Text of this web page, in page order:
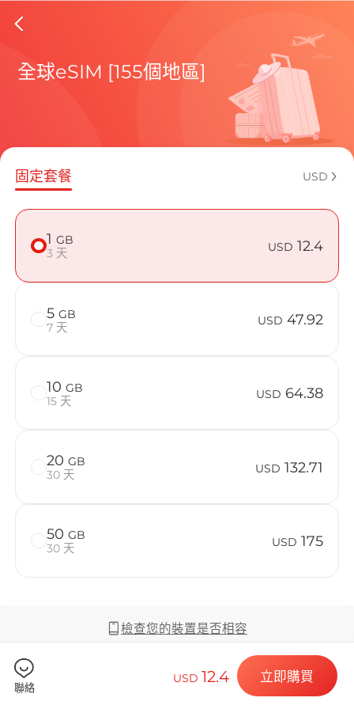
Bolivia
包含目前
如何享受
在 Bolivia
Billion
選擇您的目的
安裝您的
全球eSIM [155個地區]
固定套餐 USD
1 GB
3 天
USD 12.4
5 GB
7 天
USD 47.92
10 GB
15 天
USD 64.38
20 GB
30 天
USD 132.71
50 GB
30 天
USD 175
檢查您的裝置是否相容
覆蓋範圍及網絡
聯絡
USD 12.4 立即購買